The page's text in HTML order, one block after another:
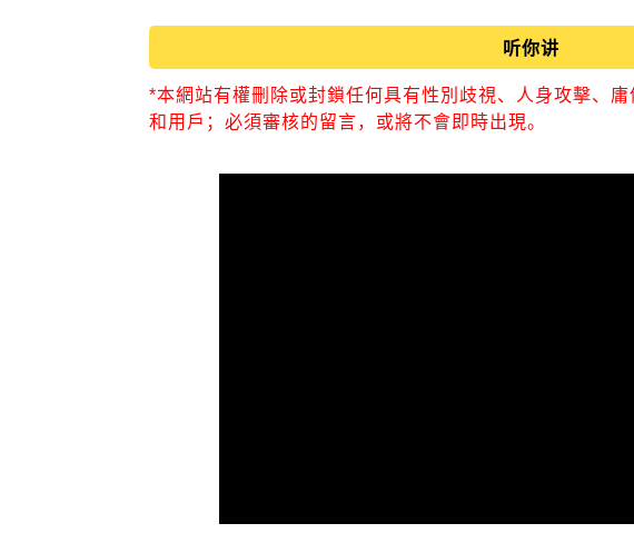
听你讲
*本網站有權刪除或封鎖任何具有性別歧視、人身攻擊、
和用戶；必須審核的留言，或將不會即時出現。